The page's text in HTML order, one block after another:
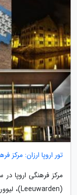
تور اروپا ارزان: مرکز فرهنگی اروپا در